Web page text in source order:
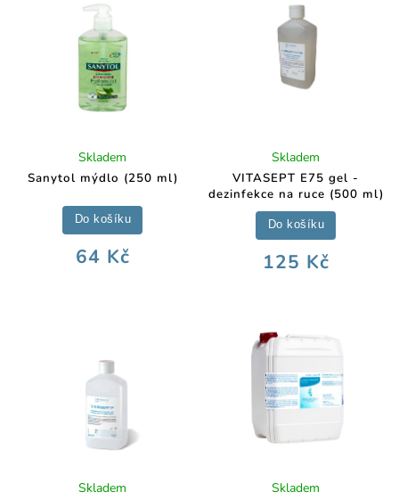
Sanytol mýdlo (250 ml)
Skladem
64 Kč
Do košíku
VITASEPT E75 gel -
dezinfekce na ruce (500 ml)
Skladem
125 Kč
Do košíku
Skladem Skladem